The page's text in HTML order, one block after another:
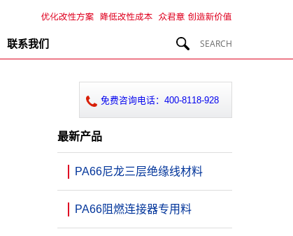
联系我们
免费咨询电话：400-8118-928
最新产品
PA66尼龙三层绝缘线材料
PA66阻燃连接器专用料